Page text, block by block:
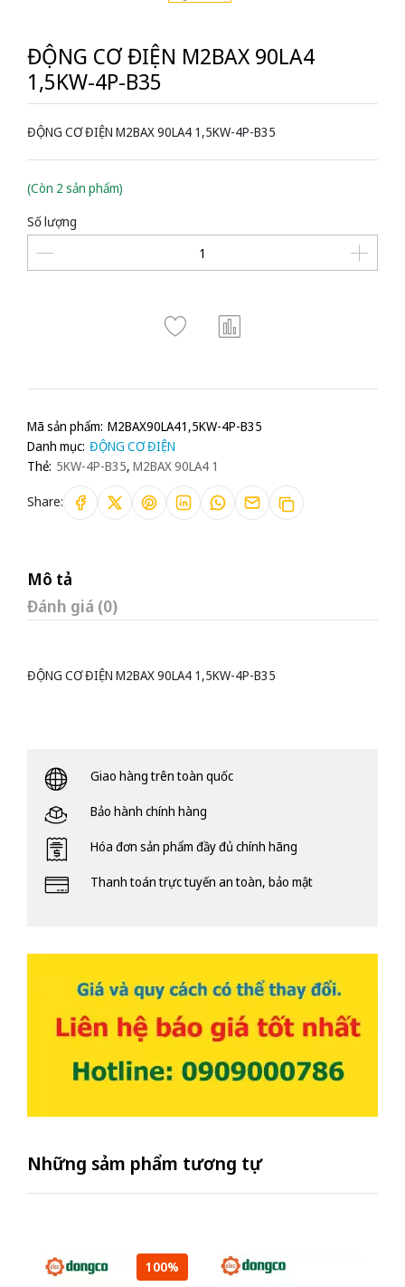
ĐỘNG CƠ ĐIỆN M2BAX 90LA4
1,5KW-4P-B35
ĐỘNG CƠ ĐIỆN M2BAX 90LA4 1,5KW-4P-B35
(Còn 2 sản phẩm)
Số lượng
Mã sản phẩm: M2BAX90LA41,5KW-4P-B35
Danh mục: ĐỘNG CƠ ĐIỆN
Thẻ: 5KW-4P-B35, M2BAX 90LA4 1
Share:
Mô tả
Đánh giá (0)
ĐỘNG CƠ ĐIỆN M2BAX 90LA4 1,5KW-4P-B35
Giao hàng trên toàn quốc
Bảo hành chính hàng
Hóa đơn sản phẩm đầy đủ chính hãng
Thanh toán trực tuyến an toàn, bảo mật
Những sảm phẩm tương tự
100%